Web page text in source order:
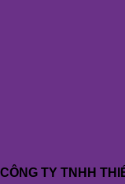
CÔNG TY TNHH